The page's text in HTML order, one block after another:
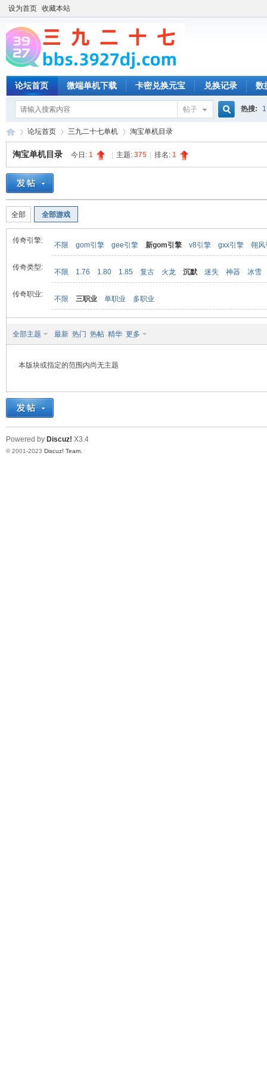
设为首页 收藏本站
论坛首页 微端单机下载 卡密兑换元宝 兑换记录 数
帖子 热搜:
»
论坛首页 三九二十七单机 淘宝单机目录
淘宝单机目录 今日: 1 主题: 375 排名: 1
全部 全部游戏
传奇引擎:
不限 gom引擎 gee引擎 新gom引擎 v8引擎 gxx引擎 翎风
传奇类型:
不限 1.76 1.80 1.85 复古 火龙 沉默 迷失 神器 冰雪
传奇职业:
不限 三职业 单职业 多职业
全部主题 最新 热门 热帖 精华 更多
本版块或指定的范围内尚无主题
Powered by Discuz! X3.4
© 2001-2023 Discuz! Team.